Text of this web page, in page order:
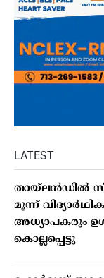
LATEST
തായ്ലന്‍ഡില്‍
മൂന്ന്
അധ്യാപകരും
കൊല്ലപ്പെട്ടു